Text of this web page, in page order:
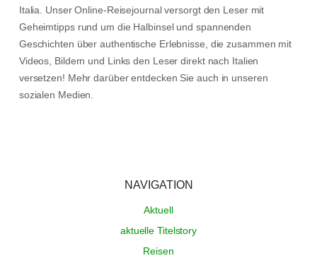
Italia. Unser Online-Reisejournal versorgt den Leser mit
Geheimtipps rund um die Halbinsel und spannenden
Geschichten über authentische Erlebnisse, die zusammen mit
Videos, Bildern und Links den Leser direkt nach Italien
versetzen! Mehr darüber entdecken Sie auch in unseren
sozialen Medien.
NAVIGATION
Aktuell
aktuelle Titelstory
Reisen